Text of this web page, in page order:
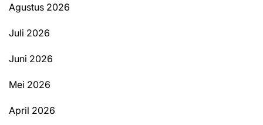
Agustus 2026
Juli 2026
Juni 2026
Mei 2026
April 2026